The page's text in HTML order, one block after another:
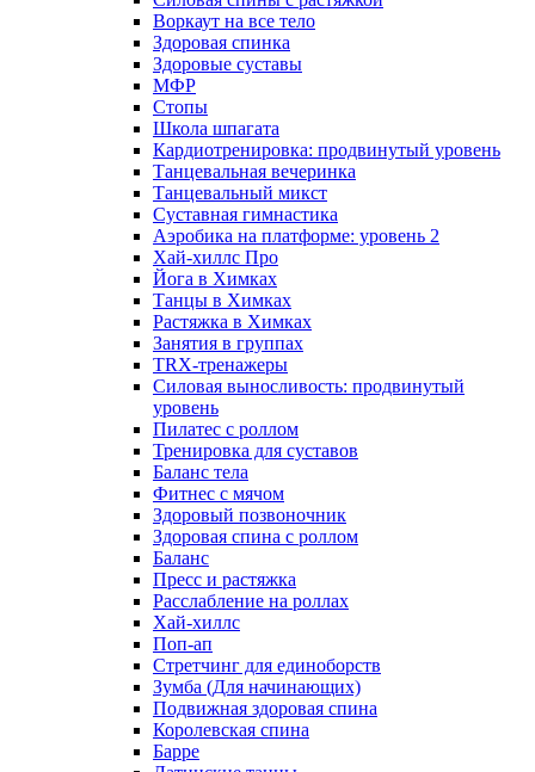
Воркаут на все тело
Здоровая спинка
Здоровые суставы
МФР
Стопы
Школа шпагата
Кардиотренировка: продвинутый уровень
Танцевальная вечеринка
Танцевальный микст
Суставная гимнастика
Аэробика на платформе: уровень 2
Хай-хиллс Про
Йога в Химках
Танцы в Химках
Растяжка в Химках
Занятия в группах
TRX-тренажеры
Силовая выносливость: продвинутый
уровень
Пилатес с роллом
Тренировка для суставов
Баланс тела
Фитнес с мячом
Здоровый позвоночник
Здоровая спина с роллом
Баланс
Пресс и растяжка
Расслабление на роллах
Хай-хиллс
Поп-ап
Стретчинг для единоборств
Зумба (Для начинающих)
Подвижная здоровая спина
Королевская спина
Барре